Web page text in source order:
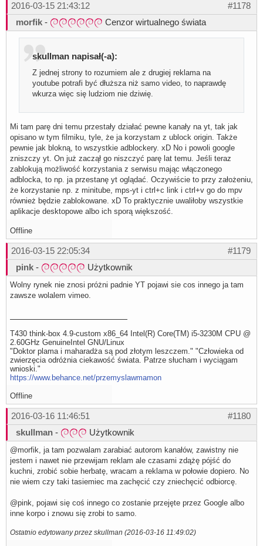
#1178
2016-03-15 21:43:12
morfik - Cenzor wirtualnego świata
skullman napisał(-a):
Z jednej strony to rozumiem ale z drugiej reklama na
youtube potrafi być dłuższa niż samo video, to naprawdę
wkurza więc się ludziom nie dziwię.
Mi tam parę dni temu przestały działać pewne kanały na yt, tak jak
opisano w tym filmiku, tyle, że ja korzystam z ublock origin. Także
pewnie jak blokną, to wszystkie adblockery. xD No i powoli google
zniszczy yt. On już zaczął go niszczyć parę lat temu. Jeśli teraz
zablokują możliwość korzystania z serwisu mając włączonego
adblocka, to np. ja przestanę yt oglądać. Oczywiście to przy założeniu,
że korzystanie np. z minitube, mps-yt i ctrl+c link i ctrl+v go do mpv
również będzie zablokowane. xD To praktycznie uwaliłoby wszystkie
aplikacje desktopowe albo ich sporą większość.
Offline
#1179
2016-03-15 22:05:34
pink - Użytkownik
Wolny rynek nie znosi próżni padnie YT pojawi sie cos innego ja tam
zawsze wolalem vimeo.
T430 think-box 4.9-custom x86_64 Intel(R) Core(TM) i5-3230M CPU @
2.60GHz GenuineIntel GNU/Linux
"Doktor plama i maharadża są pod złotym leszczem." "Człowieka od
zwierzęcia odróżnia ciekawość świata. Patrze słucham i wyciągam
wnioski."
https://www.behance.net/przemyslawmamon
Offline
#1180
2016-03-16 11:46:51
skullman - Użytkownik
@morfik, ja tam pozwalam zarabiać autorom kanałów, zawistny nie
jestem i nawet nie przewijam reklam ale czasami zdążę pójść do
kuchni, zrobić sobie herbatę, wracam a reklama w połowie dopiero. No
nie wiem czy taki tasiemiec ma zachęcić czy zniechęcić odbiorcę.
@pink, pojawi się coś innego co zostanie przejęte przez Google albo
inne korpo i znowu się zrobi to samo.
Ostatnio edytowany przez skullman (2016-03-16 11:49:02)